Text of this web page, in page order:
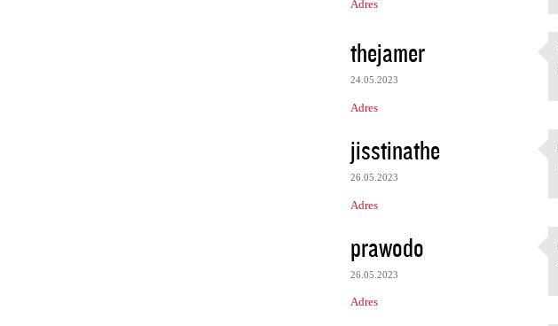
Adres
thejamer
24.05.2023
Adres
jisstinathe
26.05.2023
Adres
prawodo
26.05.2023
Adres